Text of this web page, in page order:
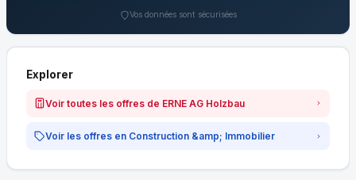
Vos données sont sécurisées
Explorer
Voir toutes les offres de ERNE AG Holzbau
Voir les offres en Construction &amp; Immobilier